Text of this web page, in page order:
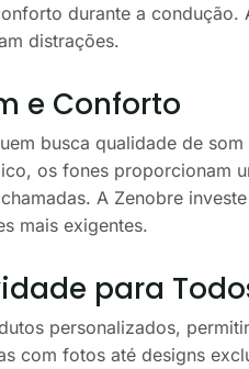
durante a condução.
distrações.
e Conforto
busca qualidade de
os fones proporcionam
A Zenobre
mais exigentes.
para
personalizados,
com fotos até designs